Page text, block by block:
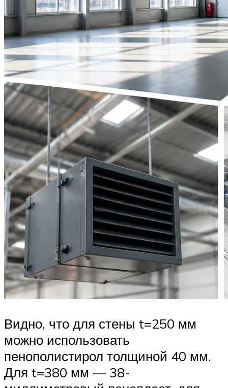
Видно, что для стены t=250 мм
можно использовать
пенополистирол толщиной 40 мм.
Для t=380 мм — 38-